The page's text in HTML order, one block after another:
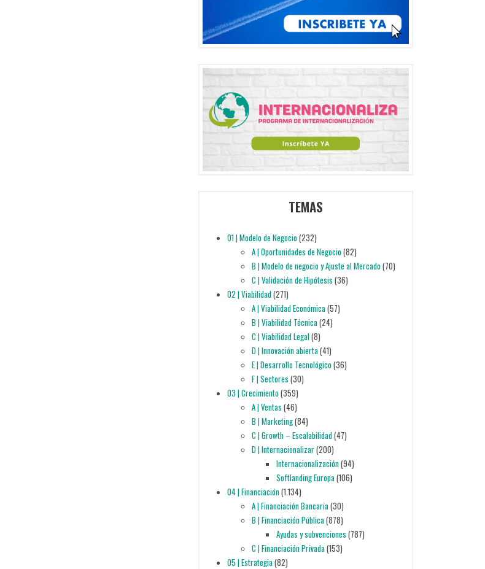
TEMAS
01 | Modelo de Negocio(232)
A | Oportunidades de Negocio(82)
B | Modelo de negocio y Ajuste al Mercado(70)
C | Validación de Hipótesis (36)
02 | Viabilidad(271)
A | Viabilidad Económica(57)
B | Viabilidad Técnica(24)
C | Viabilidad Legal(8)
D | Innovación abierta(41)
E | Desarrollo Tecnológico(36)
F | Sectores (30)
03 | Crecimiento(359)
A | Ventas (46)
B | Marketing(84)
C | Growth – Escalabilidad(47)
D | Internacionalizar(200)
Internacionalización(94)
Softlanding Europa(106)
04 | Financiación(1.134)
A | Financiación Bancaria(30)
B | Financiación Pública(878)
Ayudas y subvenciones (787)
C | Financiación Privada(153)
05 | Estrategia(82)